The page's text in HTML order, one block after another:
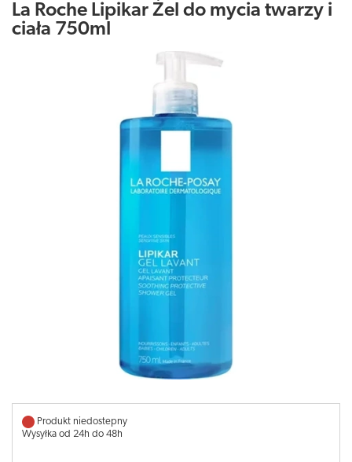
La Roche Lipikar Żel do mycia twarzy i
ciała 750ml
Produkt niedostepny
Wysyłka od 24h do 48h